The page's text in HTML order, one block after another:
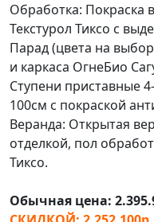
Обработка: Покраска
Текстурол Тиксо с
Парад (цвета на
и каркаса ОгнеБио
Ступени приставные
100см с покраской
Веранда: Открытая
отделкой, пол
Тиксо.
Обычная цена: